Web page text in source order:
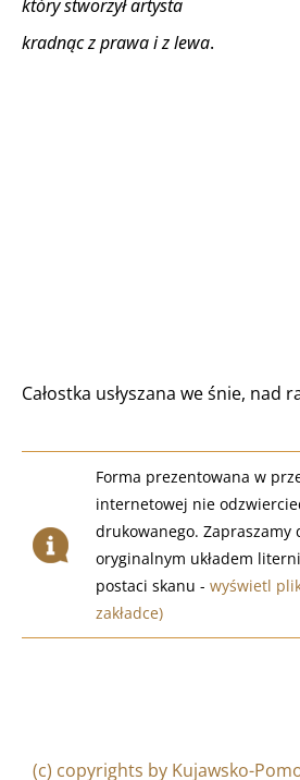
który stworzył artysta
kradnąc z prawa i z lewa.
Całostka usłyszana we śnie, nad
Forma prezentowana w
internetowej nie
drukowanego. Zapraszamy
oryginalnym układem
postaci skanu - wyświetl
zakładce)
(c) copyrights by Kujawsko-